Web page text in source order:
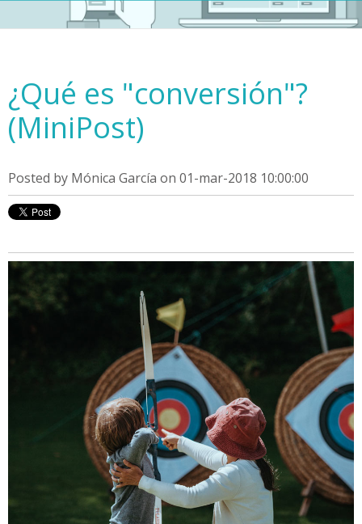
¿Qué es "conversión"?
(MiniPost)
Posted by Mónica García on 01-mar-2018 10:00:00